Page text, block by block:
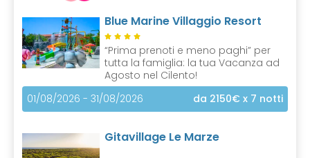
Blue Marine Villaggio Resort
“Prima prenoti e meno paghi” per
tutta la famiglia: la tua Vacanza ad
Agosto nel Cilento!
01/08/2026 - 31/08/2026
da 2150€ x 7 notti
Gitavillage Le Marze